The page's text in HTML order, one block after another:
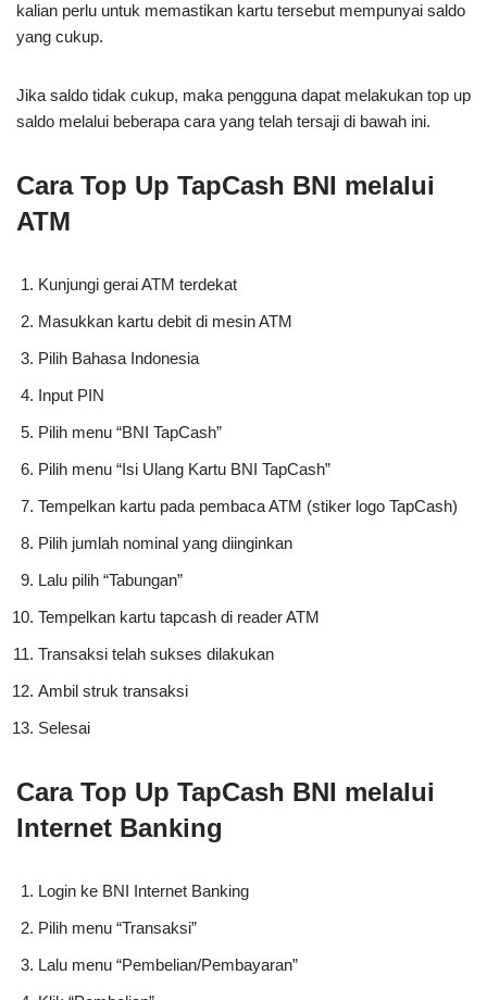
kalian perlu untuk memastikan kartu tersebut mempunyai saldo
yang cukup.
Jika saldo tidak cukup, maka pengguna dapat melakukan top up
saldo melalui beberapa cara yang telah tersaji di bawah ini.
Cara Top Up TapCash BNI melalui
ATM
Kunjungi gerai ATM terdekat
Masukkan kartu debit di mesin ATM
Pilih Bahasa Indonesia
Input PIN
Pilih menu “BNI TapCash”
Pilih menu “Isi Ulang Kartu BNI TapCash”
Tempelkan kartu pada pembaca ATM (stiker logo TapCash)
Pilih jumlah nominal yang diinginkan
Lalu pilih “Tabungan”
Tempelkan kartu tapcash di reader ATM
Transaksi telah sukses dilakukan
Ambil struk transaksi
Selesai
Cara Top Up TapCash BNI melalui
Internet Banking
Login ke BNI Internet Banking
Pilih menu “Transaksi”
Lalu menu “Pembelian/Pembayaran”